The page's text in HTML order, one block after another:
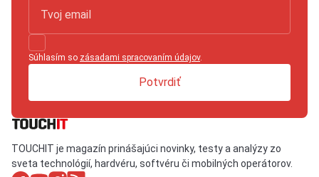
Súhlasím so zásadami spracovaním údajov.
Potvrdiť
TOUCHIT je magazín prinášajúci novinky, testy a analýzy zo
sveta technológií, hardvéru, softvéru či mobilných operátorov.